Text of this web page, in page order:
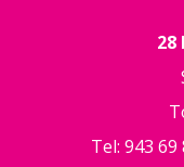
28
Tel: 943 69